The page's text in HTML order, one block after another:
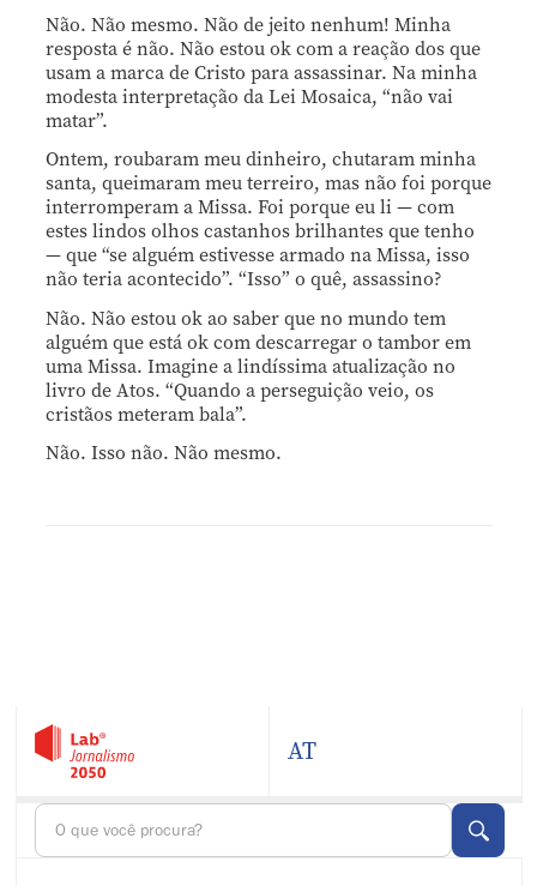
Não. Não mesmo. Não de jeito nenhum! Minha
resposta é não. Não estou ok com a reação dos que
usam a marca de Cristo para assassinar. Na minha
modesta interpretação da Lei Mosaica, “não vai
matar”.
Ontem, roubaram meu dinheiro, chutaram minha
santa, queimaram meu terreiro, mas não foi porque
interromperam a Missa. Foi porque eu li — com
estes lindos olhos castanhos brilhantes que tenho
— que “se alguém estivesse armado na Missa, isso
não teria acontecido”. “Isso” o quê, assassino?
Não. Não estou ok ao saber que no mundo tem
alguém que está ok com descarregar o tambor em
uma Missa. Imagine a lindíssima atualização no
livro de Atos. “Quando a perseguição veio, os
cristãos meteram bala”.
Não. Isso não. Não mesmo.
AT